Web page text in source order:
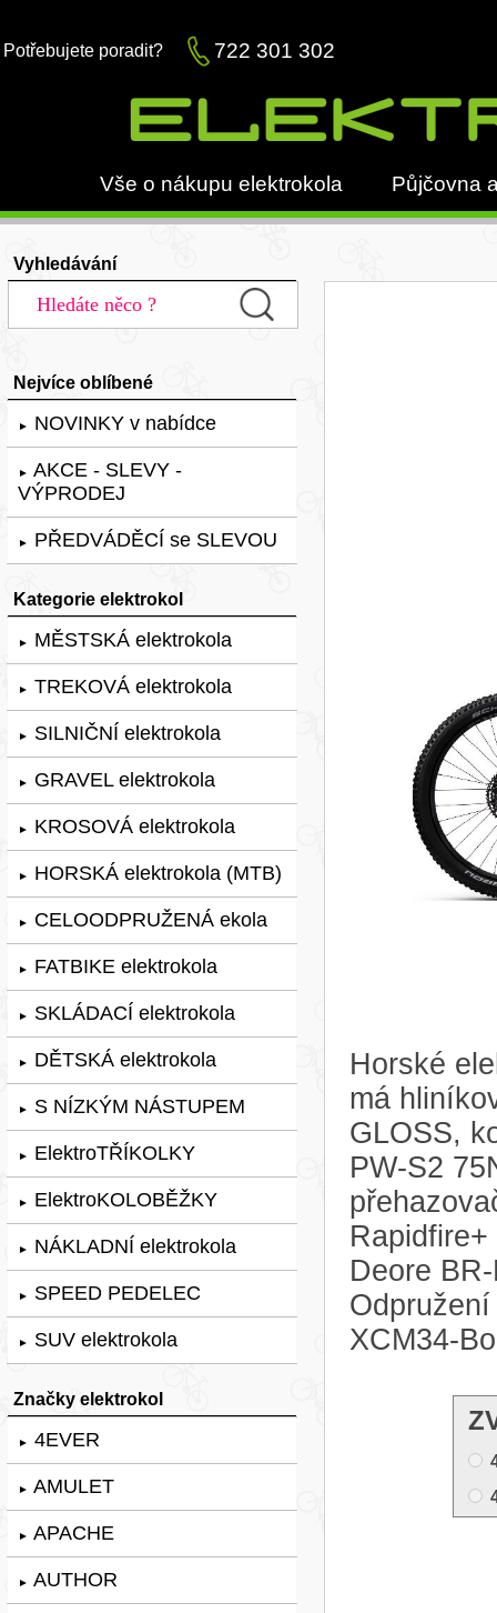
Potřebujete poradit? 722 301 302
Vše o nákupu elektrokola Půjčovna
Vyhledávání
Nejvíce oblíbené
► NOVINKY v nabídce
► AKCE - SLEVY -
VÝPRODEJ
► PŘEDVÁDĚCÍ se SLEVOU
Kategorie elektrokol
► MĚSTSKÁ elektrokola
► TREKOVÁ elektrokola
► SILNIČNÍ elektrokola
► GRAVEL elektrokola
► KROSOVÁ elektrokola
► HORSKÁ elektrokola (MTB)
► CELOODPRUŽENÁ ekola
► FATBIKE elektrokola
► SKLÁDACÍ elektrokola
► DĚTSKÁ elektrokola
► S NÍZKÝM NÁSTUPEM
► ElektroTŘÍKOLKY
► ElektroKOLOBĚŽKY
► NÁKLADNÍ elektrokola
► SPEED PEDELEC
► SUV elektrokola
Značky elektrokol
► 4EVER
► AMULET
► APACHE
► AUTHOR
Horské
má
GLOSS,
PW-S2
Deore
XCM34-